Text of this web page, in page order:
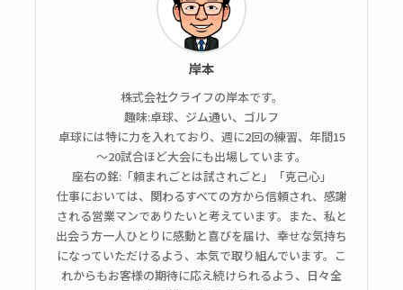
岸本
株式会社クライフの岸本です。
趣味:卓球、ジム通い、ゴルフ
卓球には特に力を入れており、週に2回の練習、年間15
～20試合ほど大会にも出場しています。
座右の銘:「頼まれごとは試されごと」「克己心」
仕事においては、関わるすべての方から信頼され、感謝
される営業マンでありたいと考えています。また、私と
出会う方一人ひとりに感動と喜びを届け、幸せな気持ち
になっていただけるよう、本気で取り組んでいます。こ
れからもお客様の期待に応え続けられるよう、日々全